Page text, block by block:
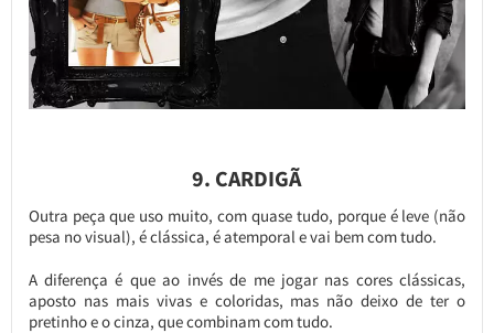
9. CARDIGÃ
Outra peça que uso muito, com quase tudo, porque é leve (não
pesa no visual), é clássica, é atemporal e vai bem com tudo.
A diferença é que ao invés de me jogar nas cores clássicas,
aposto nas mais vivas e coloridas, mas não deixo de ter o
pretinho e o cinza, que combinam com tudo.